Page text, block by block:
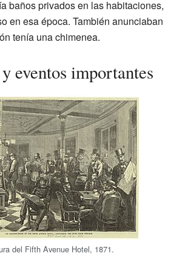
baños privados en las habitaciones,
en esa época. También anunciaban
tenía una chimenea.
eventos importantes
del Fifth Avenue Hotel, 1871.